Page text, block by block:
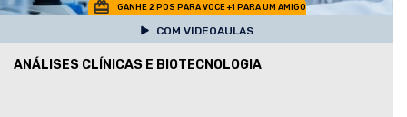
GANHE 2 POS PARA VOCE +1 PARA UM AMIGO
COM VIDEOAULAS
ANÁLISES CLÍNICAS E BIOTECNOLOGIA